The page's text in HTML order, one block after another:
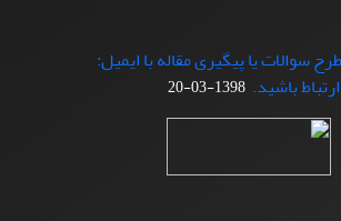
سوالات یا پیگیری مقاله با ایمیل:
1398-03-20